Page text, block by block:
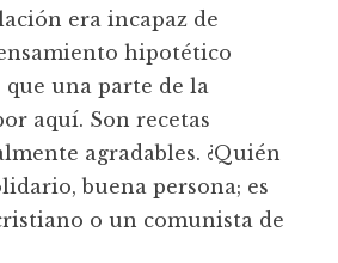
era incapaz de
hipotético
una parte de la
aquí. Son recetas
agradables. ¿Quién
buena persona; es
o un comunista de